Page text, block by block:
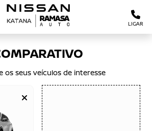
LIGAR
os seus veículos de interesse